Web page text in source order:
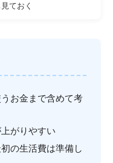
ておく
お金まで含めて考
がりやすい
の生活費は準備し